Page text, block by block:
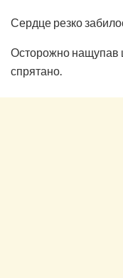
Сердце резко
Осторожно нащупав
спрятано.